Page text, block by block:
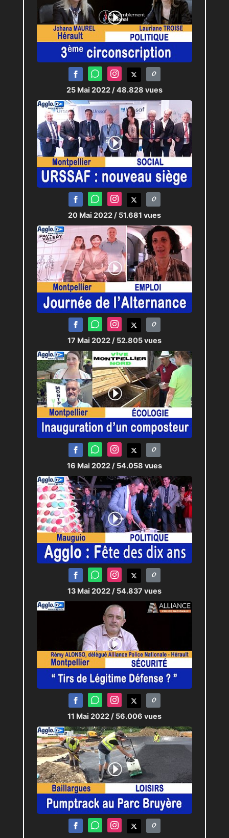
25 Mai 2022 / 48.828 vues
20 Mai 2022 / 51.681 vues
17 Mai 2022 / 52.805 vues
16 Mai 2022 / 54.058 vues
13 Mai 2022 / 54.837 vues
11 Mai 2022 / 56.006 vues